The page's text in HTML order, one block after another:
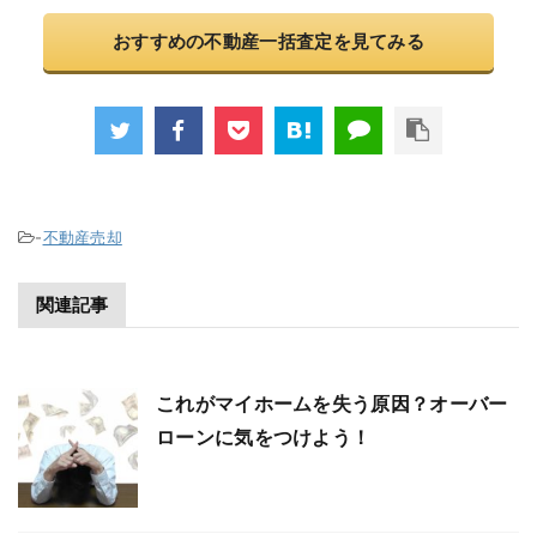
おすすめの不動産一括査定を見てみる
-不動産売却
関連記事
これがマイホームを失う原因？オーバー
ローンに気をつけよう！